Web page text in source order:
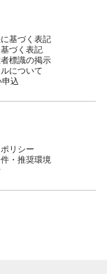
基づく表記
づく表記
標識の掲示
について
申込
リシー
・推奨環境